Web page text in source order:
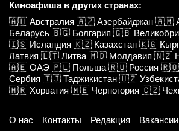
Киноафиша в других странах:
🇦🇺 Австралия 🇦🇿 Азербайджан 🇦🇲
Беларусь 🇧🇬 Болгария 🇬🇧
🇮🇸 Исландия 🇰🇿 Казахстан 🇰🇬
Латвия 🇱🇹 Литва 🇲🇩 Молдавия 🇳🇿
🇦🇪 ОАЭ 🇵🇱 Польша 🇷🇺 Россия 🇷🇴
Сербия 🇹🇯 Таджикистан 🇺🇿
🇭🇷 Хорватия 🇲🇪 Черногория 🇨🇿
О нас Контакты Редакция
Вакансии